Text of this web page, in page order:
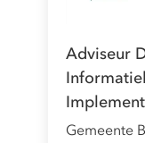
Adviseur
Gemeente